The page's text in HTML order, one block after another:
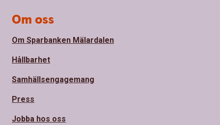
Om oss
Om Sparbanken Mälardalen
Hållbarhet
Samhällsengagemang
Press
Jobba hos oss